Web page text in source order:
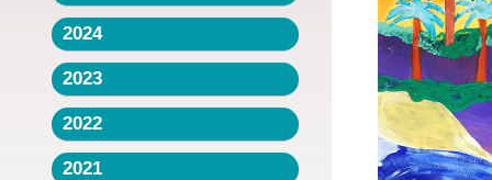
2024
2023
2022
2021